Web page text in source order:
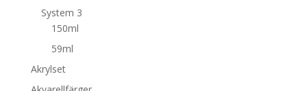
System 3
150ml
59ml
Akrylset